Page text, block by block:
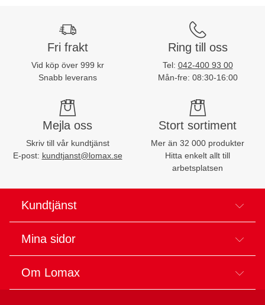
Fri frakt
Vid köp över 999 kr
Snabb leverans
Ring till oss
Tel: 042-400 93 00
Mån-fre: 08:30-16:00
Mejla oss
Skriv till vår kundtjänst
E-post: kundtjanst@lomax.se
Stort sortiment
Mer än 32 000 produkter
Hitta enkelt allt till
arbetsplatsen
Kundtjänst
Mina sidor
Om Lomax